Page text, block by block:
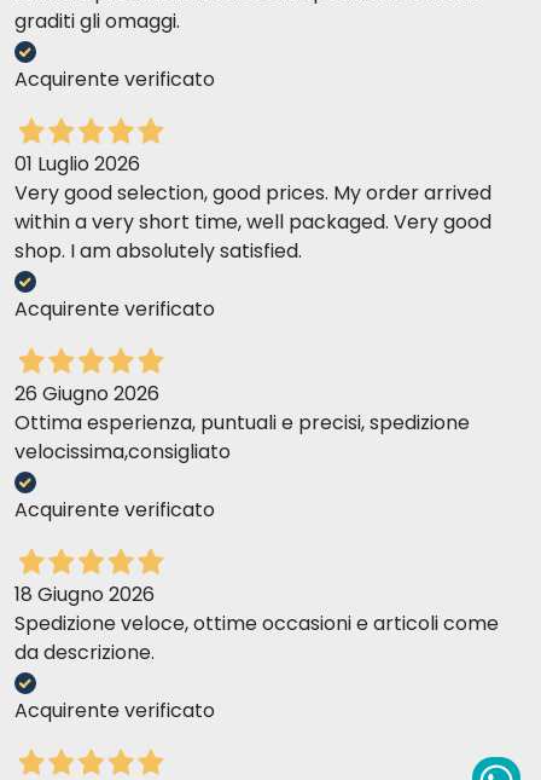
graditi gli omaggi.
Acquirente verificato
01 Luglio 2026
Very good selection, good prices. My order arrived
within a very short time, well packaged. Very good
shop. I am absolutely satisfied.
Acquirente verificato
26 Giugno 2026
Ottima esperienza, puntuali e precisi, spedizione
velocissima,consigliato
Acquirente verificato
18 Giugno 2026
Spedizione veloce, ottime occasioni e articoli come
da descrizione.
Acquirente verificato